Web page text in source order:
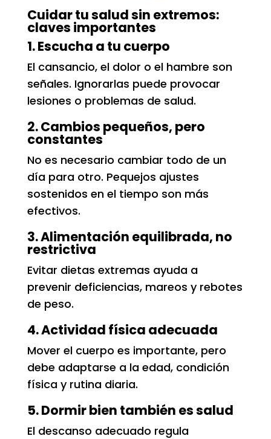
Cuidar tu salud sin extremos:
claves importantes
1. Escucha a tu cuerpo
El cansancio, el dolor o el hambre son
señales. Ignorarlas puede provocar
lesiones o problemas de salud.
2. Cambios pequeños, pero
constantes
No es necesario cambiar todo de un
día para otro. Pequejos ajustes
sostenidos en el tiempo son más
efectivos.
3. Alimentación equilibrada, no
restrictiva
Evitar dietas extremas ayuda a
prevenir deficiencias, mareos y rebotes
de peso.
4. Actividad física adecuada
Mover el cuerpo es importante, pero
debe adaptarse a la edad, condición
física y rutina diaria.
5. Dormir bien también es salud
El descanso adecuado regula